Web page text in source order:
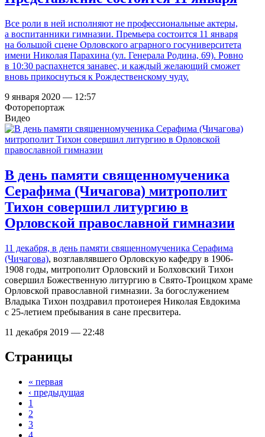
Все роли в ней исполняют не профессиональные актеры,
а воспитанники гимназии. Премьера состоится 11 января
на большой сцене Орловского аграрного госуниверситета
имени Николая Парахина (ул. Генерала Родина, 69). Ровно
в 10:30 распахнется занавес, и каждый желающий сможет
вновь прикоснуться к Рождественскому чуду.
9 января 2020 — 12:57
Фоторепортаж
Видео
В день памяти священномученика
Серафима (Чичагова) митрополит
Тихон совершил литургию в
Орловской православной гимназии
11 декабря, в день памяти священномученика Серафима
(Чичагова), возглавлявшего Орловскую кафедру в 1906-
1908 годы, митрополит Орловский и Болховский Тихон
совершил Божественную литургию в Свято-Троицком храме
Орловской православной гимназии. За богослужением
Владыка Тихон поздравил протоиерея Николая Евдокима
с 25-летием пребывания в сане пресвитера.
11 декабря 2019 — 22:48
Страницы
« первая
‹ предыдущая
1
2
3